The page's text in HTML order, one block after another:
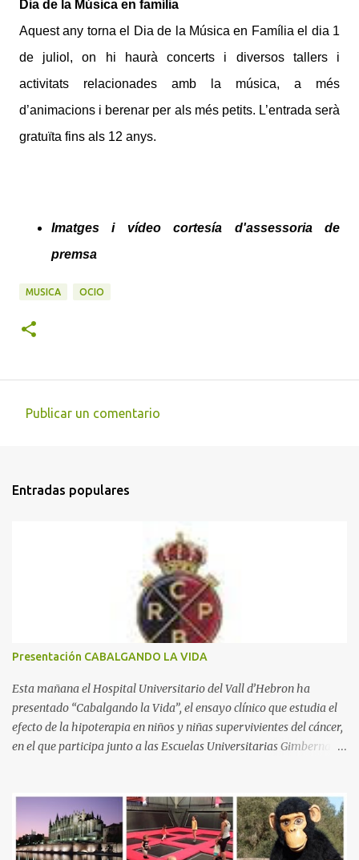
Dia de la Música en família
Aquest any torna el Dia de la Música en Família el dia 1
de juliol, on hi haurà concerts i diversos tallers i
activitats relacionades amb la música, a més
d’animacions i berenar per als més petits. L’entrada serà
gratuïta fins als 12 anys.
Imatges i vídeo cortesía d'assessoria de
premsa
MUSICA OCIO
e
s
Publicar un comentario
Entradas populares
Presentación CABALGANDO LA VIDA
Esta mañana el Hospital Universitario del Vall d’Hebron ha
presentado “Cabalgando la Vida”, el ensayo clínico que estudia el
efecto de la hipoterapia en niños y niñas supervivientes del cáncer,
en el que participa junto a las Escuelas Universitarias Gimbernat,
presencia de Emilio Zegrí, presidente de la Fundación RCPB; la Dra.
Anna Llort, adjunta del Servicio de Oncología Pediátrica del
Hospital Vall d’Hebron e investigadora del grupo de Investigación